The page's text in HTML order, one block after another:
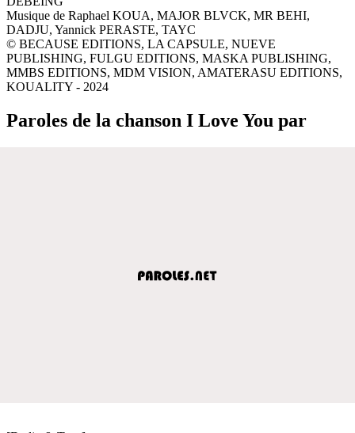
Musique de Raphael KOUA, MAJOR BLVCK, MR BEHI,
DADJU, Yannick PERASTE, TAYC
© BECAUSE EDITIONS, LA CAPSULE, NUEVE
PUBLISHING, FULGU EDITIONS, MASKA PUBLISHING,
MMBS EDITIONS, MDM VISION, AMATERASU EDITIONS,
KOUALITY - 2024
Paroles de la chanson I Love You par